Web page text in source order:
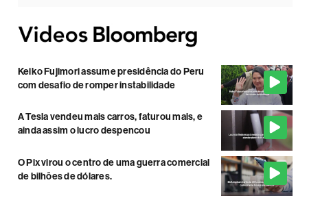
Keiko Fujimori assume presidência do Peru
com desafio de romper instabilidade
A Tesla vendeu mais carros, faturou mais, e
ainda assim o lucro despencou
O Pix virou o centro de uma guerra comercial
de bilhões de dólares.